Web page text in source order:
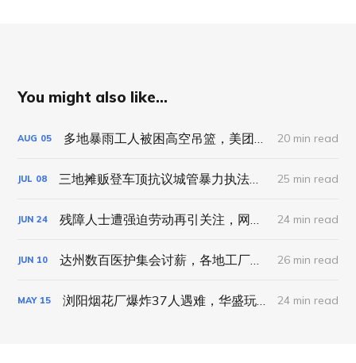
You might also like...
AUG 05 20 min read
JUL 08 25 min read
JUN 24 24 min read
JUN 10 26 min read
MAY 15 24 min read